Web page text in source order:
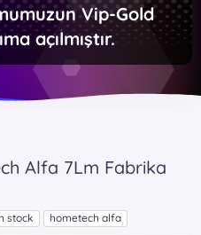
Vip-Gold
açılmıştır.
Alfa 7Lm Fabrika
stock hometech alfa